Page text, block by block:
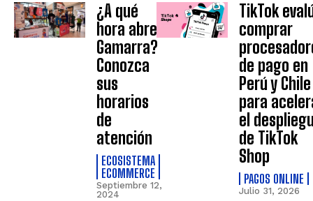
¿A qué
hora abre
Gamarra?
Conozca
sus
horarios
de
atención
ECOSISTEMA
ECOMMERCE
Septiembre 12,
2024
TikTok
comprar
de pago en
Perú y Chile
para
el
de TikTok
Shop
PAGOS ONLINE
Julio 31, 2026